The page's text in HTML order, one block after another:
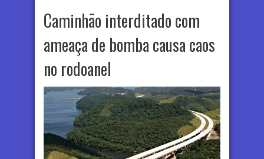
Caminhão interditado com
ameaça de bomba causa caos
no rodoanel